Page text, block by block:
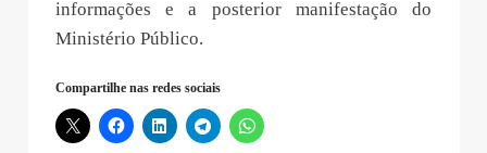
informações e a posterior manifestação do
Ministério Público.
Compartilhe nas redes sociais